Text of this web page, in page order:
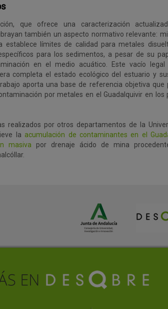
que ofrece una caracterización
también un aspecto normativo relevante:
establece límites de calidad para metales
para los sedimentos, a pesar de su
en el medio acuático. Este vacío
completa el estado ecológico del estuario y
aporta una base de referencia objetiva que
por metales en el Guadalquivir en los
realizados por otros departamentos de la
la acumulación de contaminantes en el
masiva por drenaje ácido de mina